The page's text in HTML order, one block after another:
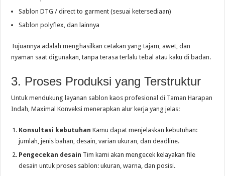
Sablon DTG / direct to garment (sesuai ketersediaan)
Sablon polyflex, dan lainnya
Tujuannya adalah menghasilkan cetakan yang tajam, awet, dan
nyaman saat digunakan, tanpa terasa terlalu tebal atau kaku di badan.
3. Proses Produksi yang Terstruktur
Untuk mendukung layanan sablon kaos profesional di Taman Harapan
Indah, Maximal Konveksi menerapkan alur kerja yang jelas:
Konsultasi kebutuhan Kamu dapat menjelaskan kebutuhan:
jumlah, jenis bahan, desain, varian ukuran, dan deadline.
Pengecekan desain Tim kami akan mengecek kelayakan file
desain untuk proses sablon: ukuran, warna, dan posisi.